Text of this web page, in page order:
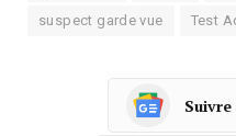
suspect garde vue Test